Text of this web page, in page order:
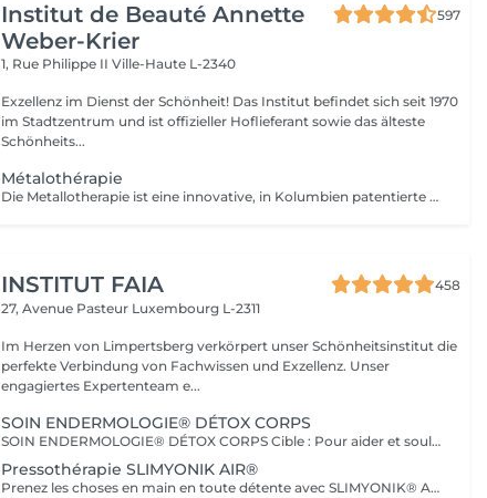
Institut de Beauté Annette
Weber-Krier
597
1, Rue Philippe IIVille-Haute L-2340
Exzellenz im Dienst der Schönheit! Das Institut befindet sich seit 1970
im Stadtzentrum und ist offizieller Hoflieferant sowie das älteste
Schönheits...
Métalothérapie
Die Metallotherapie ist eine innovative, in Kolumbien patentierte Technik. Die Metallaccessoires wurden aus einer Legierung aus 7 sauberen, nicht kontaminierten oder recycelten Metallen hergestellt. Sie werden mithilfe einer High-Tech-Spritzgussform entworfen und auf handwerkliche Weise von Hand poliert. Im Kühlschrank platziert, können diese Zubehörteile für Kaltprotokolle im Rahmen einer Tonisierungssitzung verwendet werden, insbesondere dank Tonisierungsmetallen wie Silizium. Natürlich sind auch therapeutische Protokolle möglich, da die Zubehörteile für Entspannungs- und Physiotherapiebehandlungen beheizbar sind. Zweck: Stimulierung der verschiedenen Körperteile mit dem Ziel, Cellulite zu stoppen, den Körper zu entwässern, umzugestalten und zu straffen.
INSTITUT FAIA
458
27, Avenue Pasteur Luxembourg L-2311
Im Herzen von Limpertsberg verkörpert unser Schönheitsinstitut die
perfekte Verbindung von Fachwissen und Exzellenz. Unser
engagiertes Expertenteam e...
SOIN ENDERMOLOGIE® DÉTOX CORPS
SOIN ENDERMOLOGIE® DÉTOX CORPS Cible : Pour aider et soulager toutes les personnes souffrant des symptômes de jambes lourdes, de sensation de gonflement, de lourdeur, de douleur. Actions : * Réactive les fonctions d'élimination de l'organisme * Active les échanges circulatoires * Elimine et draine les toxines * Stimule la circulation lymphatique Plus : Ce traitement est également conseillé pour les femmes enceintes. En complément du traitement, vous bénéficierez d'un massage manuel avec un Baume effet glacé.
Pressothérapie SLIMYONIK AIR®
Prenez les choses en main en toute détente avec SLIMYONIK® AIR. Le Bodystyler avec massages de pressothérapie assistés par ordinateur et inhalation d'oxygène active en douceur le système lymphatique, stimule le métabolisme et augmente le flux sanguin vers la peau et les tissus adipeux.